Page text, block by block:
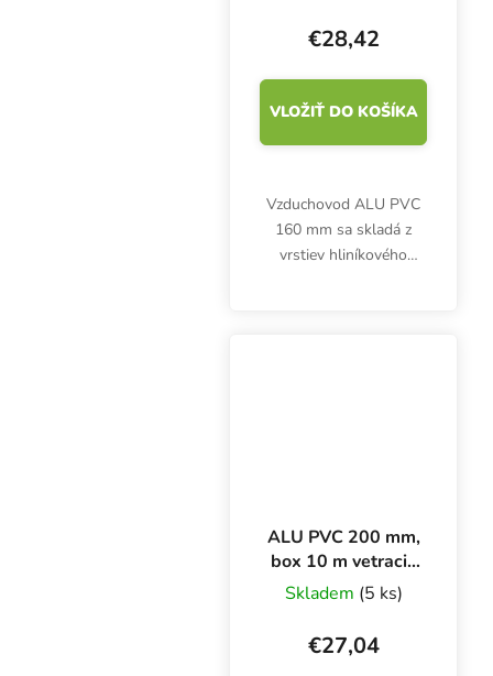
€28,42
VLOŽIŤ DO KOŠÍKA
Vzduchovod ALU PVC
160 mm sa skladá z
vrstiev hliníkového
ALU PVC 200 mm,
box 10 m vetracie
potrubie
Skladem (5 ks)
€27,04